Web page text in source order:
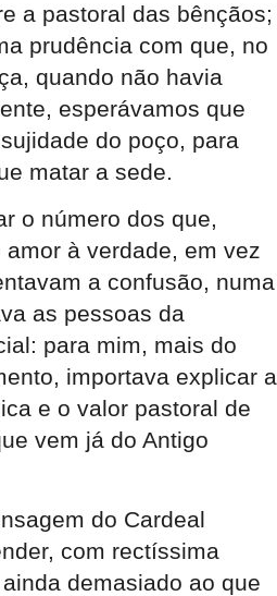
a pastoral das bênçãos;
prudência com que, no
quando não havia
esperávamos que
do poço, para
matar a sede.
o número dos que,
à verdade, em vez
a confusão, numa
as pessoas da
para mim, mais do
importava explicar a
e o valor pastoral de
vem já do Antigo
do Cardeal
com rectíssima
demasiado ao que